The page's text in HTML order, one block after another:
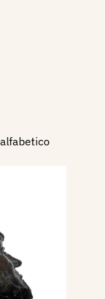
alfabetico